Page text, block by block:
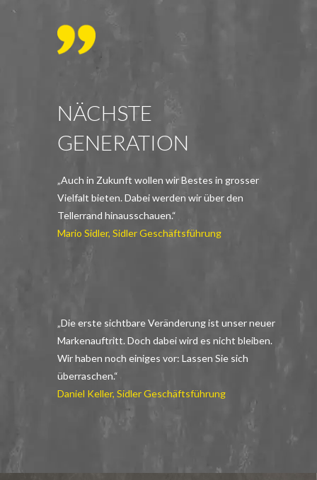
NÄCHSTE
GENERATION
„Auch in Zukunft wollen wir Bestes in grosser
Vielfalt bieten. Dabei werden wir über den
Tellerrand hinausschauen.“
Mario Sidler, Sidler Geschäftsführung
„Die erste sichtbare Veränderung ist unser neuer
Markenauftritt. Doch dabei wird es nicht bleiben.
Wir haben noch einiges vor: Lassen Sie sich
überraschen.“
Daniel Keller, Sidler Geschäftsführung